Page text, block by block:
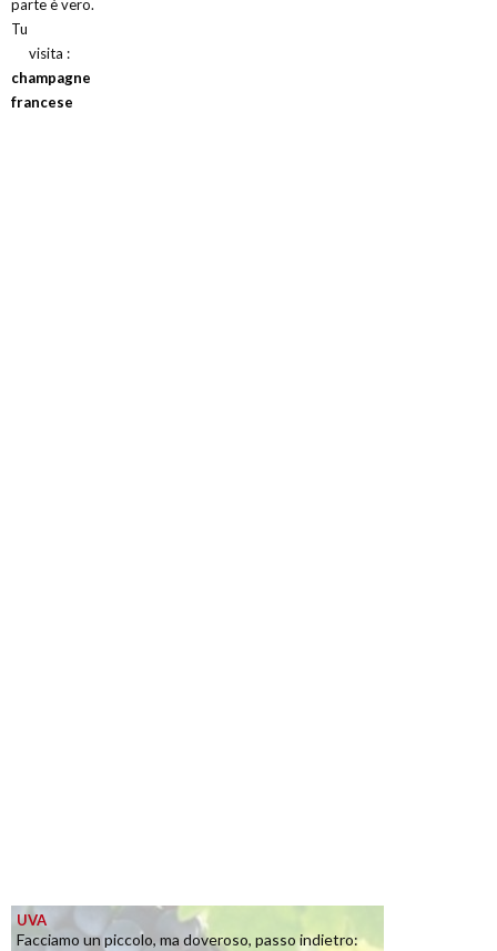
parte è vero.
Tu
visita :
champagne
francese
UVA
Facciamo un piccolo, ma doveroso, passo indietro: